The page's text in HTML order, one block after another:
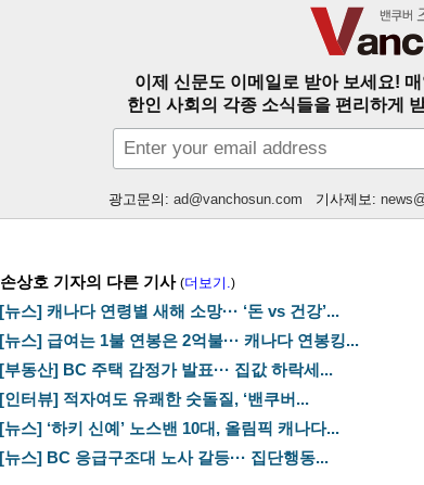
이제 신문도 이메일로 받아 보세요!
한인 사회의 각종 소식들을 편리하게
광고문의: ad@vanchosun.com 기사제보:
손상호 기자의 다른 기사 (더보기.)
[뉴스] 캐나다 연령별 새해 소망··· ‘돈 vs 건강’...
[뉴스] 급여는 1불 연봉은 2억불··· 캐나다 연봉킹...
[부동산] BC 주택 감정가 발표··· 집값 하락세...
[인터뷰] 적자여도 유쾌한 숫돌질, ‘밴쿠버...
[뉴스] ‘하키 신예’ 노스밴 10대, 올림픽 캐나다...
[뉴스] BC 응급구조대 노사 갈등··· 집단행동...